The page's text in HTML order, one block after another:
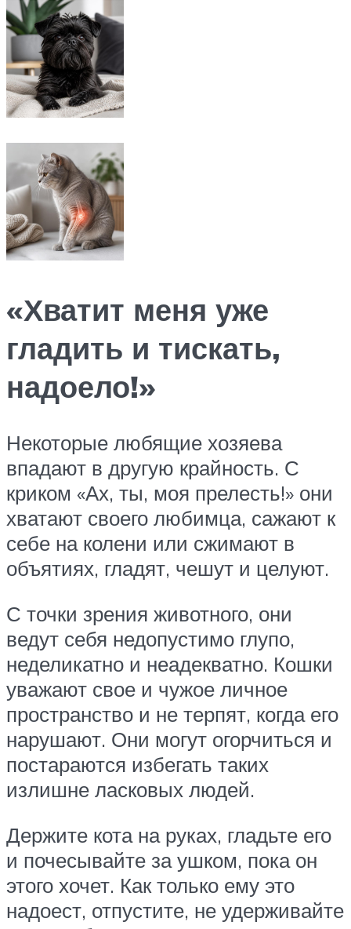
«Хватит меня уже
гладить и тискать,
надоело!»
Некоторые любящие хозяева
впадают в другую крайность. С
криком «Ах, ты, моя прелесть!» они
хватают своего любимца, сажают к
себе на колени или сжимают в
объятиях, гладят, чешут и целуют.
С точки зрения животного, они
ведут себя недопустимо глупо,
неделикатно и неадекватно. Кошки
уважают свое и чужое личное
пространство и не терпят, когда его
нарушают. Они могут огорчиться и
постараются избегать таких
излишне ласковых людей.
Держите кота на руках, гладьте его
и почесывайте за ушком, пока он
этого хочет. Как только ему это
надоест, отпустите, не удерживайте